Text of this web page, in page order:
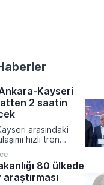
Kayseri
2 saatin
arasındaki
hızlı tren
devrim
kısalma yaşanıyor.
Bakanlığı
80 ülkede